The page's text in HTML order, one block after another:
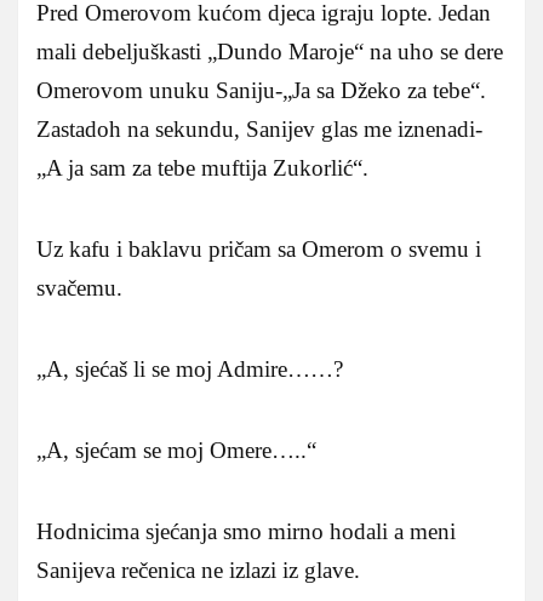
Pred Omerovom kućom djeca igraju lopte. Jedan
mali debeljuškasti „Dundo Maroje“ na uho se dere
Omerovom unuku Saniju-„Ja sa Džeko za tebe“.
Zastadoh na sekundu, Sanijev glas me iznenadi-
„A ja sam za tebe muftija Zukorlić“.
Uz kafu i baklavu pričam sa Omerom o svemu i
svačemu.
„A, sjećaš li se moj Admire……?
„A, sjećam se moj Omere…..“
Hodnicima sjećanja smo mirno hodali a meni
Sanijeva rečenica ne izlazi iz glave.